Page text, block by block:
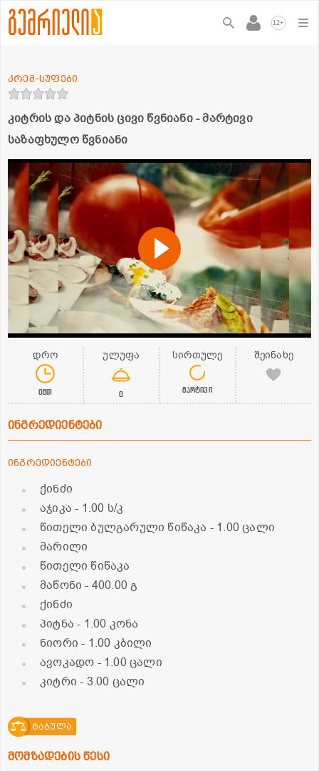
12+
კიტრის და პიტნის ცივი წვნიანი - მარტივი
საზაფხულო წვნიანი
კრემ-სუფები
დრო
0წთ
ულუფა
0
სირთულე
მარტივი
შეინახე
ინგრედიენტები
ინგრედიენტები
ქინძი
აჯიკა- 1.00 ს/კ
წითელი ბულგარული წიწაკა - 1.00 ცალი
მარილი
წითელი წიწაკა
მაწონი- 400.00 გ
ქინძი
პიტნა- 1.00 კონა
ნიორი- 1.00 კბილი
ავოკადო - 1.00 ცალი
კიტრი- 3.00 ცალი
ტაბულა
მომზადების წესი